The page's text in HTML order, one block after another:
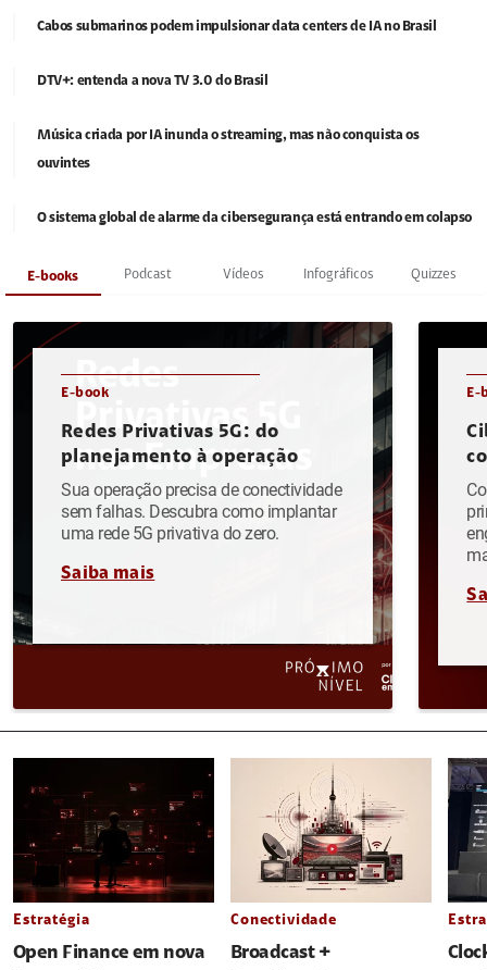
Cabos submarinos podem impulsionar data centers de IA no Brasil
DTV+: entenda a nova TV 3.0 do Brasil
Música criada por IA inunda o streaming, mas não conquista os
ouvintes
O sistema global de alarme da cibersegurança está entrando em colapso
E-books Podcast Vídeos Infográficos Quizzes
E-book
Redes Privativas 5G: do
planejamento à operação
Sua operação precisa de conectividade
sem falhas. Descubra como implantar
uma rede 5G privativa do zero.
Saiba mais
E-
Estratégia
Open Finance em nova
Conectividade
Broadcast +